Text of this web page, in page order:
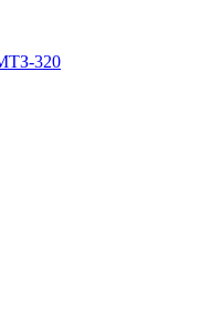
320